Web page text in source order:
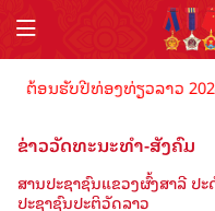
ນຮັບປີທ່ອງທ່ຽວລາວ 2024
ຂ່າວວັດທະນະທຳ-ສັງຄົມ
ສານປະຊາຊົນແຂວງຜົ້ງສາລີ ປ
ປະຊາຊົນປະຕິວັດລາວ